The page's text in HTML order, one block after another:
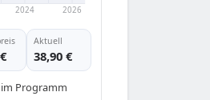
2024 2026
Aktuell
38,90 €
im Programm